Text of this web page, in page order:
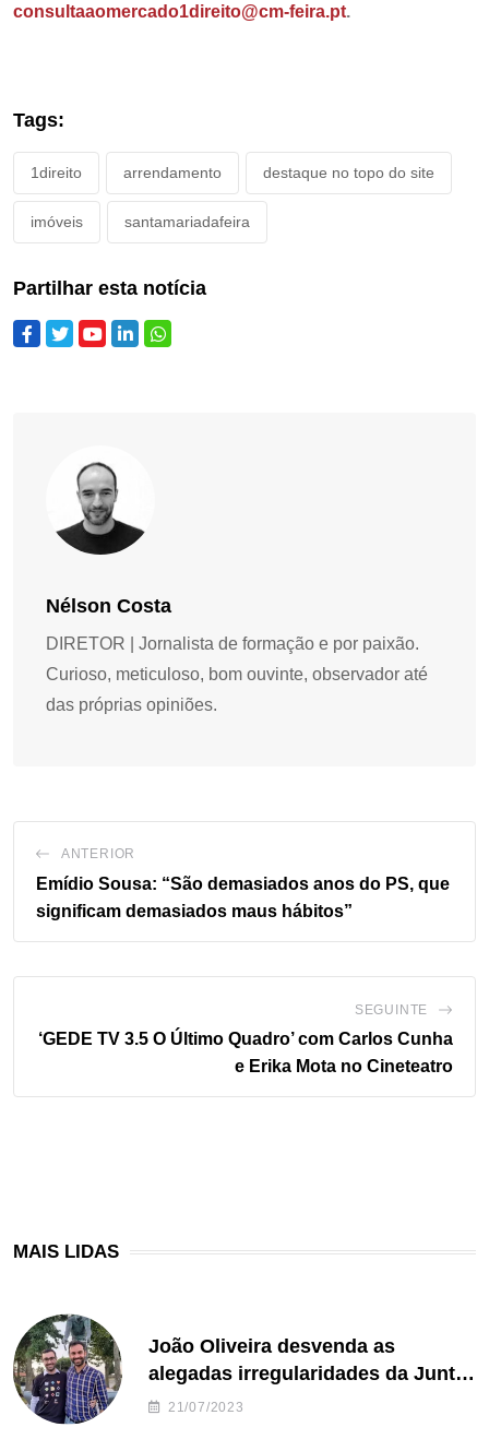
consultaaomercado1direito@cm-feira.pt.
Tags:
1direito arrendamento destaque no topo do site
imóveis santamariadafeira
Partilhar esta notícia
Nélson Costa
DIRETOR | Jornalista de formação e por paixão.
Curioso, meticuloso, bom ouvinte, observador até
das próprias opiniões.
ANTERIOR
Emídio Sousa: “São demasiados anos do PS, que
significam demasiados maus hábitos”
SEGUINTE
‘GEDE TV 3.5 O Último Quadro’ com Carlos Cunha
e Erika Mota no Cineteatro
MAIS LIDAS
João Oliveira desvenda as
alegadas irregularidades da Junta
de Freguesia S. João de Ver
21/07/2023